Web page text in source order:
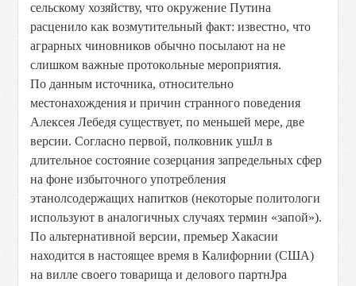
сельскому хозяйству, что окружение Путина
расценило как возмутительный факт: известно, что
аграрных чиновников обычно посылают на не
слишком важные протокольные мероприятия.
По данным источника, относительно
местонахождения и причин странного поведения
Алексея Лебедя существует, по меньшей мере, две
версии. Согласно первой, полковник ушЈл в
длительное состояние созерцания запредельных сфер
на фоне избыточного употребления
этанолсодержащих напитков (некоторые политологи
используют в аналогичных случаях термин «запой»).
По альтернативной версии, премьер Хакасии
находится в настоящее время в Калифорнии (США)
на вилле своего товарища и делового партнЈра